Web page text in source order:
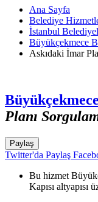
Ana Sayfa
Belediye
İstanbul
Büyükçekmece
Askıdaki İmar
Planı
Paylaş
Twitter'da Paylaş
Bu hizmet
Kapısı altyapısı